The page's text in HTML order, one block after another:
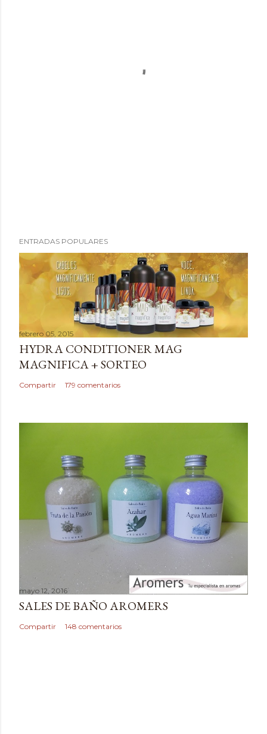
ENTRADAS POPULARES
febrero 05, 2015
HYDRA CONDITIONER MAG
MAGNIFICA + SORTEO
Compartir 179 comentarios
mayo 12, 2016
SALES DE BAÑO AROMERS
Compartir 148 comentarios